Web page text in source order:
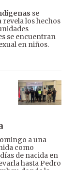
se
los hechos
se encuentran
en niños.
a una
como
de nacida en
hasta Pedro